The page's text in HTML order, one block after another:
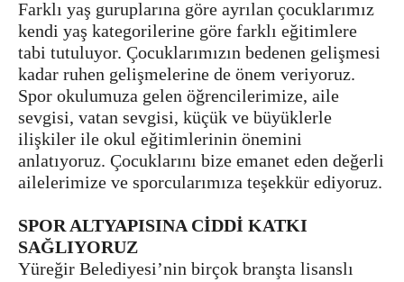
Farklı yaş guruplarına göre ayrılan çocuklarımız
kendi yaş kategorilerine göre farklı eğitimlere
tabi tutuluyor. Çocuklarımızın bedenen gelişmesi
kadar ruhen gelişmelerine de önem veriyoruz.
Spor okulumuza gelen öğrencilerimize, aile
sevgisi, vatan sevgisi, küçük ve büyüklerle
ilişkiler ile okul eğitimlerinin önemini
anlatıyoruz. Çocuklarını bize emanet eden değerli
ailelerimize ve sporcularımıza teşekkür ediyoruz.
SPOR ALTYAPISINA CİDDİ KATKI
SAĞLIYORUZ
Yüreğir Belediyesi’nin birçok branşta lisanslı